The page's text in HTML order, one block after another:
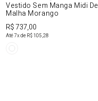
Vestido Sem Manga Midi De
Malha Morango
R$ 737,00
Até7x de R$ 105,28